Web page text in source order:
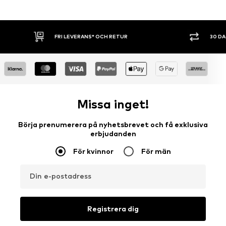
FRI LEVERANS* OCH RETUR 30
Missa inget!
Börja prenumerera på nyhetsbrevet och få exklusiva
erbjudanden
För kvinnor För män
Din e-postadress
Registrera dig